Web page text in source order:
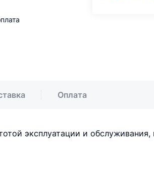
Оплата
эксплуатации и